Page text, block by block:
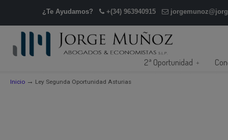
¿Te Ayudamos? +(34) 963940915
2ª Oportunidad
Inicio → Ley Segunda Oportunidad Asturias